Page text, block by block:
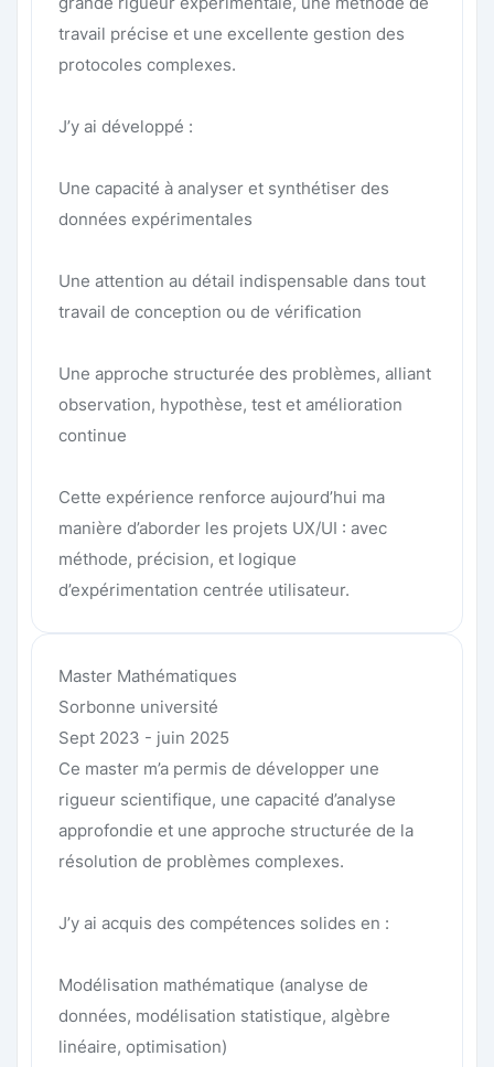
travail précise et une excellente gestion des
protocoles complexes.
J’y ai développé :
Une capacité à analyser et synthétiser des
données expérimentales
Une attention au détail indispensable dans tout
travail de conception ou de vérification
Une approche structurée des problèmes, alliant
observation, hypothèse, test et amélioration
continue
Cette expérience renforce aujourd’hui ma
manière d’aborder les projets UX/UI : avec
méthode, précision, et logique
d’expérimentation centrée utilisateur.
Master Mathématiques
Sorbonne université
Sept 2023 - juin 2025
Ce master m’a permis de développer une
rigueur scientifique, une capacité d’analyse
approfondie et une approche structurée de la
résolution de problèmes complexes.
J’y ai acquis des compétences solides en :
Modélisation mathématique (analyse de
données, modélisation statistique, algèbre
linéaire, optimisation)